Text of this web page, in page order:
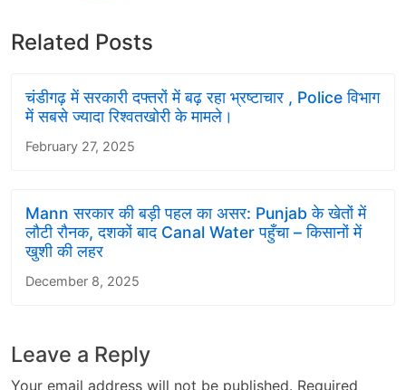
Related Posts
चंडीगढ़ में सरकारी दफ्तरों में बढ़ रहा भ्रष्टाचार , Police विभाग
में सबसे ज्यादा रिश्वतखोरी के मामले।
February 27, 2025
Mann सरकार की बड़ी पहल का असर: Punjab के खेतों में
लौटी रौनक, दशकों बाद Canal Water पहुँचा – किसानों में
खुशी की लहर
December 8, 2025
Leave a Reply
Your email address will not be published. Required